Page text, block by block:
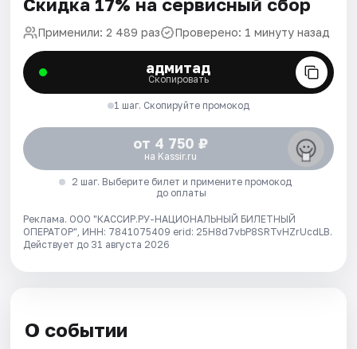
Применили: 2 489 раз Проверено: 1 минуту назад
адмитад
Скопировать
1 шаг. Скопируйте промокод
от 4 750 ₽
на Kassir.ru
2 шаг. Выберите билет и примените промокод
до оплаты
Реклама. ООО "КАССИР.РУ-НАЦИОНАЛЬНЫЙ БИЛЕТНЫЙ
ОПЕРАТОР", ИНН: 7841075409 erid: 25H8d7vbP8SRTvHZrUcdLB.
Действует до 31 августа 2026
О событии